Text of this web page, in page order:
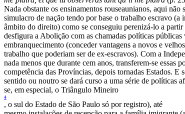
Nada obstante os ensinamentos rouseaunianos, aqui não
simulacro de nação tendo por base o trabalho escravo
âmbito do direito) como se conseguiu perenizá-lo a
desfigura a Abolição com as chamadas políticas públicas
embranquecimento (conceder vantagens a novos e
trabalho que poderiam ser de ex-escravos). Com a
nada menos que durante cem anos, transferem-se essas
competência das Províncias, depois tornadas Estados. E
sentido ou noutro se dará curso a uma série de políticas
se, em especial, o Triângulo Mineiro
4
, o sul do Estado de São Paulo só por registro), até